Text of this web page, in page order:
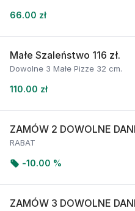
66.00 zł
Małe Szaleństwo 116 zł.
Dowolne 3 Małe Pizze 32 cm.
110.00 zł
ZAMÓW 2 DOWOLNE
RABAT
-10.00 %
ZAMÓW 3 DOWOLNE